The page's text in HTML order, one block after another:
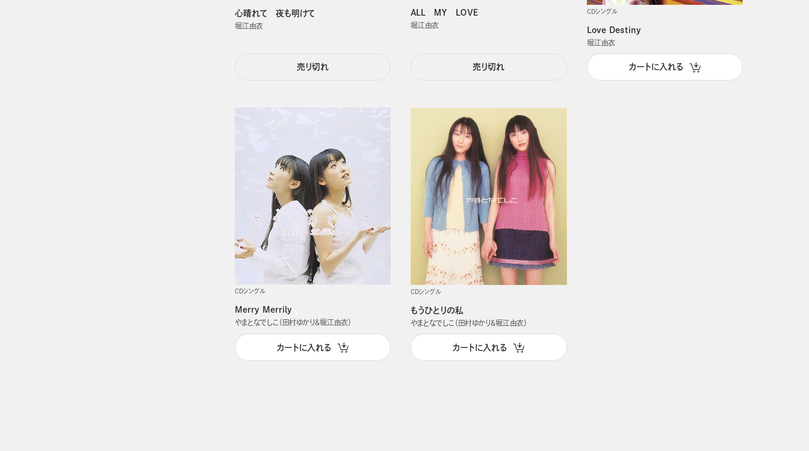
心晴れて 夜も明けて
堀江由衣
売り切れ
ＡＬＬ ＭＹ ＬＯＶＥ
堀江由衣
売り切れ
CDシングル
Love Destiny
堀江由衣
カートに入れる
CDシングル
Merry Merrily
やまとなでしこ（田村ゆかり＆堀江由衣）
カートに入れる
CDシングル
もうひとりの私
やまとなでしこ（田村ゆかり＆堀江由衣）
カートに入れる